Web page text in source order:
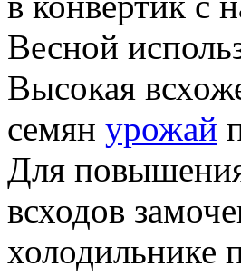
Весной
Высокая
семян урожай
Для
всходов
холодильнике